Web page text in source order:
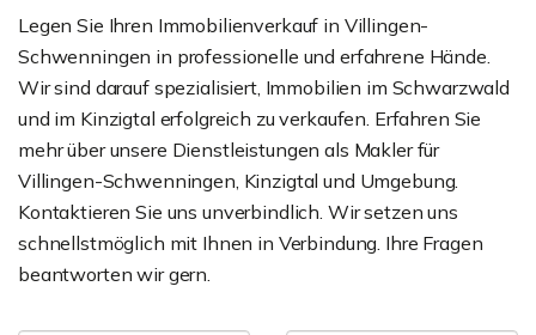
Legen Sie Ihren Immobilienverkauf in Villingen-
Schwenningen in professionelle und erfahrene Hände.
Wir sind darauf spezialisiert, Immobilien im Schwarzwald
und im Kinzigtal erfolgreich zu verkaufen. Erfahren Sie
mehr über unsere Dienstleistungen als Makler für
Villingen-Schwenningen, Kinzigtal und Umgebung.
Kontaktieren Sie uns unverbindlich. Wir setzen uns
schnellstmöglich mit Ihnen in Verbindung. Ihre Fragen
beantworten wir gern.